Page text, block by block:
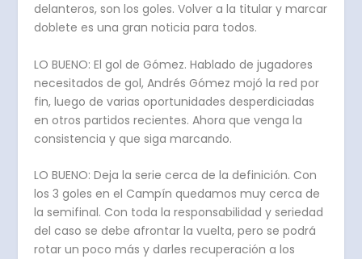
delanteros, son los goles. Volver a la titular y marcar
doblete es una gran noticia para todos.
LO BUENO: El gol de Gómez. Hablado de jugadores
necesitados de gol, Andrés Gómez mojó la red por
fin, luego de varias oportunidades desperdiciadas
en otros partidos recientes. Ahora que venga la
consistencia y que siga marcando.
LO BUENO: Deja la serie cerca de la definición. Con
los 3 goles en el Campín quedamos muy cerca de
la semifinal. Con toda la responsabilidad y seriedad
del caso se debe afrontar la vuelta, pero se podrá
rotar un poco más y darles recuperación a los